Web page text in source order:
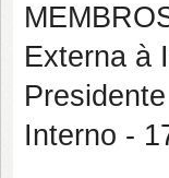
Externa à
Interno -